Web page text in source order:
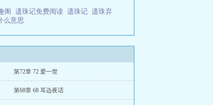
阁 遗珠记免费阅读 遗珠记 遗珠弃
么意思
第72章 72 爱一世
第68章 68 耳边夜话